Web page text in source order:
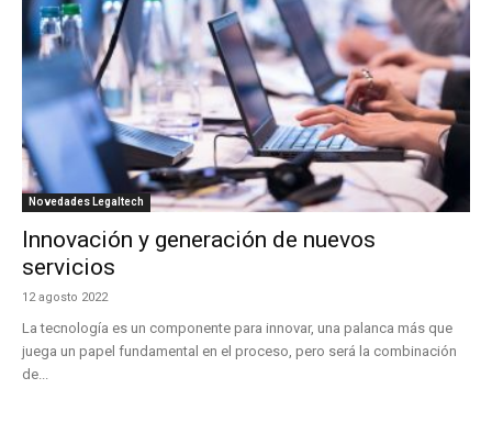
Novedades Legaltech
Innovación y generación de nuevos
servicios
12 agosto 2022
La tecnología es un componente para innovar, una palanca más que
juega un papel fundamental en el proceso, pero será la combinación
de...